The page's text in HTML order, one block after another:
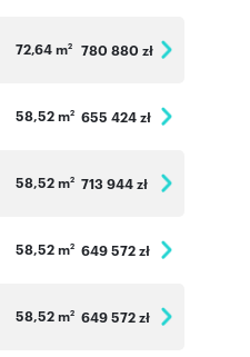
72,64 m2 780 880 zł
58,52 m2 655 424 zł
58,52 m2 713 944 zł
58,52 m2 649 572 zł
58,52 m2 649 572 zł